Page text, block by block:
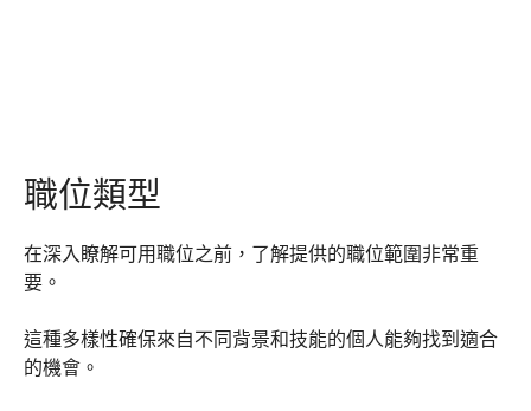
職位類型
在深入瞭解可用職位之前，了解提供的職位範圍非常重
要。
這種多樣性確保來自不同背景和技能的個人能夠找到適合
的機會。